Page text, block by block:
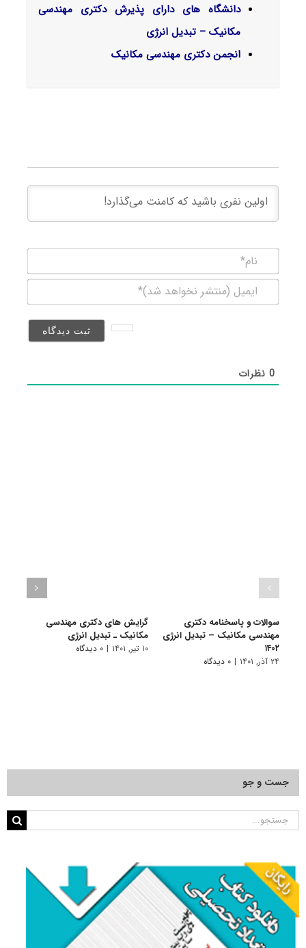
دانشگاه های دارای پذیرش دکتری مهندسی
مکانیک – تبدیل انرژی
انجمن دکتری مهندسی مکانیک
(منتشر
0نظرات
سوالات و پاسخنامه دکتری
مهندسی مکانیک – تبدیل انرژی
۱۴۰۲
۲۴ آذر, ۱۴۰۱ | ۰ دیدگاه
گرایش های دکتری مهندسی
مکانیک ـ ﺗﺒﺪﻳﻞ اﻧﺮژی
۱۰ تیر, ۱۴۰۱ | ۰ دیدگاه
جست و جو
جستجو